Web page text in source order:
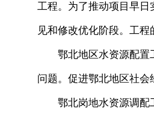
工程。为了推动项目早
见和修改优化阶段。工
鄂北地区水资源配置工
问题。促进鄂北地区社
鄂北岗地水资源调配工